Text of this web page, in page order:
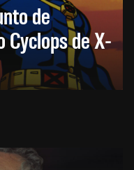
de
Cyclops de X-